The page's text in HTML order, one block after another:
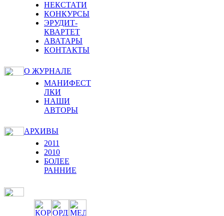
НЕКСТАТИ
КОНКУРСЫ
ЭРУДИТ-
КВАРТЕТ
АВАТАРЫ
КОНТАКТЫ
О ЖУРНАЛЕ
МАНИФЕСТ
ЛКИ
НАШИ
АВТОРЫ
АРХИВЫ
2011
2010
БОЛЕЕ
РАННИЕ